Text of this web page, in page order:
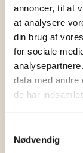
annoncer, til at
at analysere
din brug af
for sociale
data med andre
de har
Nødvendig